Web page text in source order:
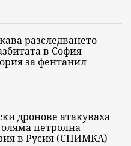
разследването
в София
за фентанил
дронове атакуваха
петролна
в Русия (СНИМКА)